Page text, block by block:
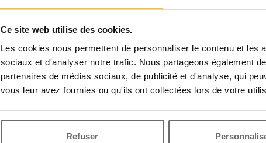
Ce site web utilise des cookies.
Les cookies nous permettent de personnaliser le contenu et
sociaux et d'analyser notre trafic. Nous partageons également
partenaires de médias sociaux, de publicité et d'analyse, qui
vous leur avez fournies ou qu'ils ont collectées lors de votre
Refuser